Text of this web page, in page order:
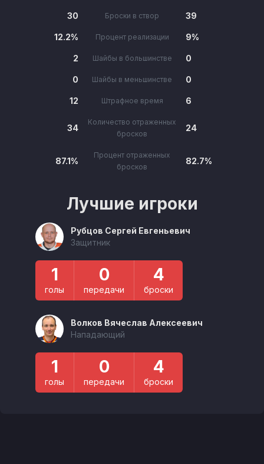
30 Броски в створ 39
12.2% Процент реализации 9%
2 Шайбы в большинстве 0
0 Шайбы в меньшинстве 0
12 Штрафное время 6
34
Количество отраженных
бросков
24
87.1%
Процент отраженных
бросков
82.7%
Лучшие игроки
Рубцов Сергей Евгеньевич
Защитник
1
голы
0
передачи
4
броски
Волков Вячеслав Алексеевич
Нападающий
1
голы
0
передачи
4
броски